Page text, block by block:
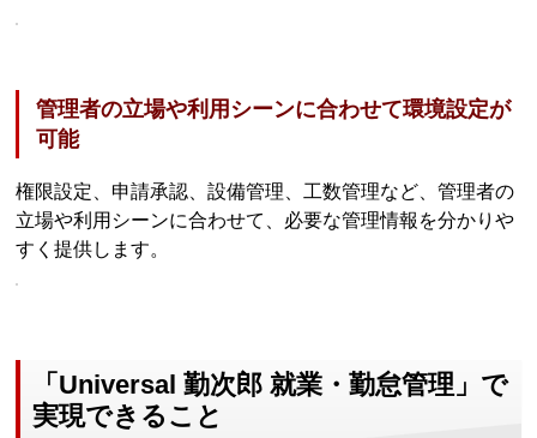
管理者の立場や利用シーンに合わせて環境設定が
可能
権限設定、申請承認、設備管理、工数管理など、管理者の
立場や利用シーンに合わせて、必要な管理情報を分かりや
すく提供します。
「Universal 勤次郎 就業・勤怠管理」で
実現できること